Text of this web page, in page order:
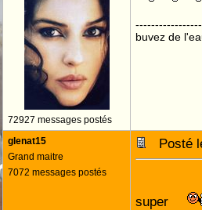
72927 messages postés
buvez de
glenat15
Grand maitre
7072 messages postés
Posté
super